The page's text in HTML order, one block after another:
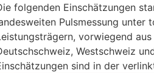
folgenden Einschätzungen
Pulsmessung unter
vorwiegend
Westschweiz
sind in der